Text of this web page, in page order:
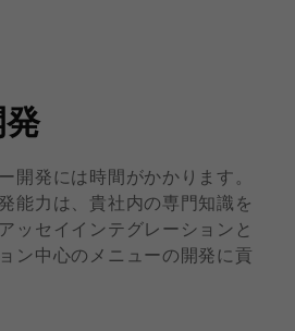
開発には時間がかかります。
能力は、貴社内の専門知識を
ッセイインテグレーションと
ン中心のメニューの開発に貢